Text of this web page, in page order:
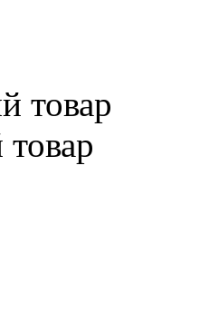
товар